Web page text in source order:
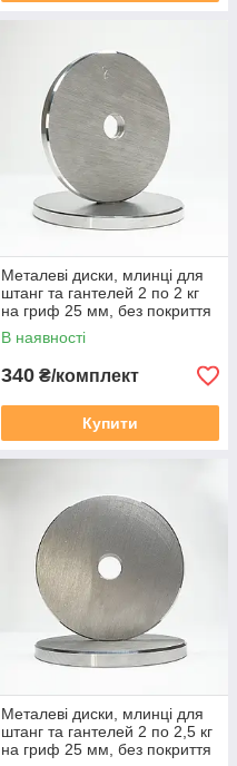
Металеві диски, млинці для
штанг та гантелей 2 по 2 кг
на гриф 25 мм, без покриття
В наявності
340 ₴/комплект
Купити
Металеві диски, млинці для
штанг та гантелей 2 по 2,5 кг
на гриф 25 мм, без покриття